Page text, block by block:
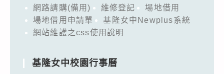
網路請購(備用)
維修登記
場地借用
場地借用申請單
基隆女中Newplus系統
網站維護之css使用說明
基隆女中校園行事曆